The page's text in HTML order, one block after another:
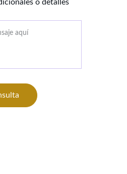
o detalles